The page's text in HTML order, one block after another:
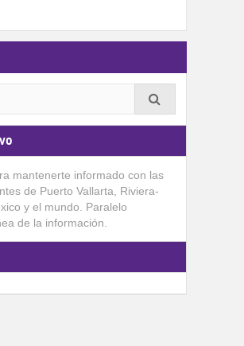
mantenerte informado con las
de Puerto Vallarta, Riviera-
y el mundo. Paralelo
de la información.